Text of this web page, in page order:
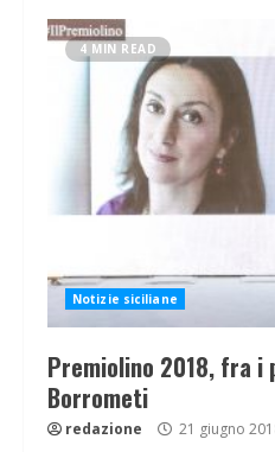
4 MIN READ
Notizie siciliane
Premiolino 2018, fra i
Borrometi
redazione 21 giugno